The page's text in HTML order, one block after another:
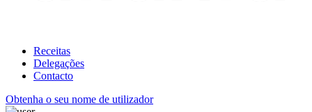
Receitas
Delegações
Contacto
Obtenha o seu nome de utilizador